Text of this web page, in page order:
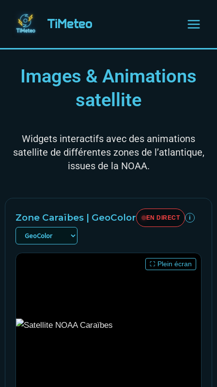
contenu
TiMeteo
Menu
Images & Animations
satellite
Widgets interactifs avec des animations
satellite de différentes zones de l’atlantique,
issues de la NOAA.
Zone Caraïbes | GeoColor EN DIRECT i
⛶ Plein écran